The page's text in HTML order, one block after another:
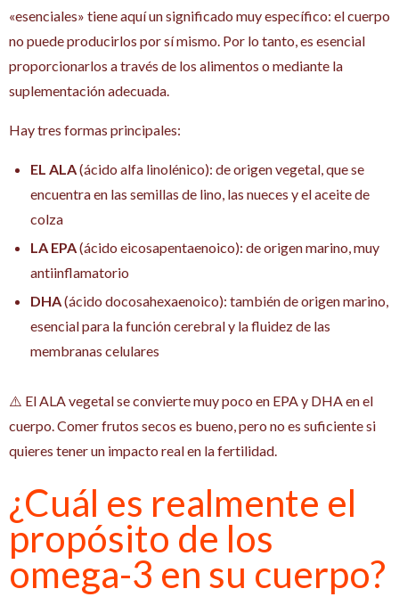
«esenciales» tiene aquí un significado muy específico: el cuerpo
no puede producirlos por sí mismo. Por lo tanto, es esencial
proporcionarlos a través de los alimentos o mediante la
suplementación adecuada.
Hay tres formas principales:
EL ALA(ácido alfa linolénico): de origen vegetal, que se
encuentra en las semillas de lino, las nueces y el aceite de
colza
LA EPA(ácido eicosapentaenoico): de origen marino, muy
antiinflamatorio
DHA(ácido docosahexaenoico): también de origen marino,
esencial para la función cerebral y la fluidez de las
membranas celulares
⚠️ El ALA vegetal se convierte muy poco en EPA y DHA en el
cuerpo. Comer frutos secos es bueno, pero no es suficiente si
quieres tener un impacto real en la fertilidad.
¿Cuál es realmente el
propósito de los
omega-3 en su cuerpo?